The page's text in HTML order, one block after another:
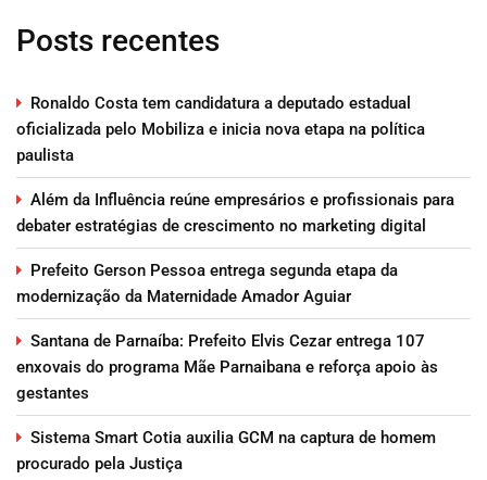
Posts recentes
Ronaldo Costa tem candidatura a deputado estadual
oficializada pelo Mobiliza e inicia nova etapa na política
paulista
Além da Influência reúne empresários e profissionais para
debater estratégias de crescimento no marketing digital
Prefeito Gerson Pessoa entrega segunda etapa da
modernização da Maternidade Amador Aguiar
Santana de Parnaíba: Prefeito Elvis Cezar entrega 107
enxovais do programa Mãe Parnaibana e reforça apoio às
gestantes
Sistema Smart Cotia auxilia GCM na captura de homem
procurado pela Justiça